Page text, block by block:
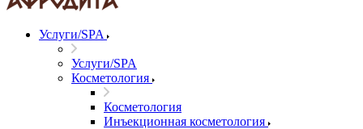
Услуги/SPA
Услуги/SPA
Косметология
Косметология
Инъекционная косметология